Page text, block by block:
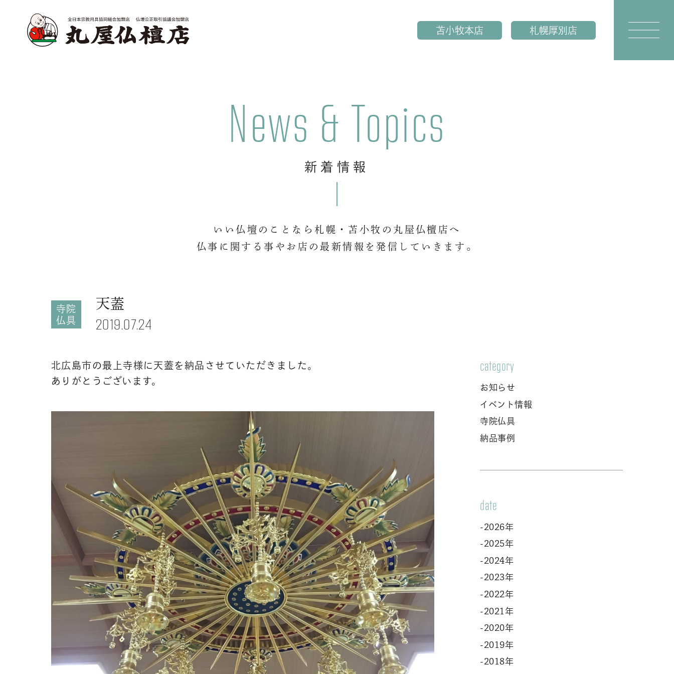
苫小牧本店 札幌厚別店
News & Topics
新着情報
いい仏壇のことなら札幌・苫小牧の 丸屋仏檀店へ
仏事に関する事やお店の最新情報を発信していきます。
寺院
仏具
天蓋
2019.07.24
北広島市の最上寺様に天蓋を納品させていただきました。
ありがとうございます。
category
お知らせ
イベント情報
寺院仏具
納品事例
date
-2026年
-2025年
-2024年
-2023年
-2022年
-2021年
-2020年
-2019年
-2018年